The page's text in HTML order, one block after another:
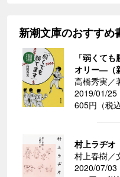
新潮文庫のおすすめ
「弱くて
オリー―（
高橋秀実／
2019/01/25
605円（税込
村上ラヂオ
村上春樹／
2020/07/03